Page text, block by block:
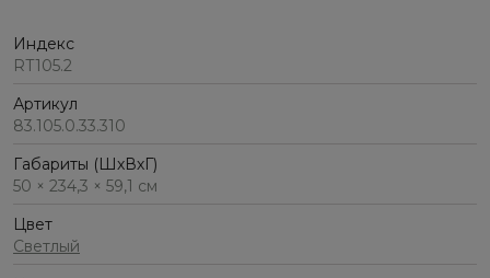
Индекс
RT105.2
Артикул
83.105.0.33.310
Габариты (ШхВхГ)
50 × 234,3 × 59,1 см
Цвет
Светлый